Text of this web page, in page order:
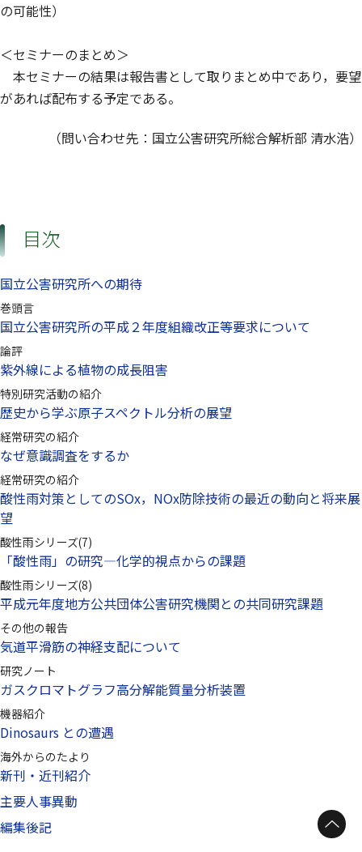
の可能性）
＜セミナーのまとめ＞
本セミナーの結果は報告書として取りまとめ中であり，要望
があれば配布する予定である。
（問い合わせ先：国立公害研究所総合解析部 清水浩）
目次
国立公害研究所への期待
巻頭言
国立公害研究所の平成２年度組織改正等要求について
論評
紫外線による植物の成長阻害
特別研究活動の紹介
歴史から学ぶ原子スペクトル分析の展望
経常研究の紹介
なぜ意識調査をするか
経常研究の紹介
酸性雨対策としてのSOx，NOx防除技術の最近の動向と将来展
望
酸性雨シリーズ(7)
「酸性雨」の研究—化学的視点からの課題
酸性雨シリーズ(8)
平成元年度地方公共団体公害研究機関との共同研究課題
その他の報告
気道平滑筋の神経支配について
研究ノート
ガスクロマトグラフ高分解能質量分析装置
機器紹介
Dinosaurs との遭遇
海外からのたより
新刊・近刊紹介
主要人事異動
編集後記